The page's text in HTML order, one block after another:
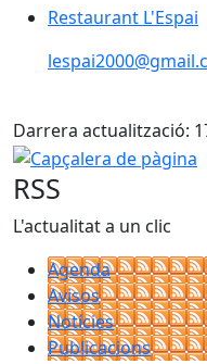
Restaurant L'Espai
Darrera actualització:
Capçalera de pàgina
RSS
L'actualitat a un clic
Agenda
Avisos
Notícies
Publicacions